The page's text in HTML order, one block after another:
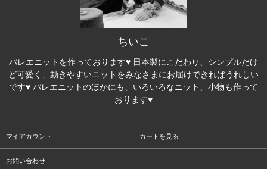
ちいこ
バレエニットを作っております♥ 日本製にこだわり、シンプルだけ
ど可愛く、動きやすいニットをみなさまにお届けできればうれしい
です♥ バレエニットのほかにも、いろいろなニット、小物も作って
おります♥
マイアカウント カートを見る
お問い合わせ